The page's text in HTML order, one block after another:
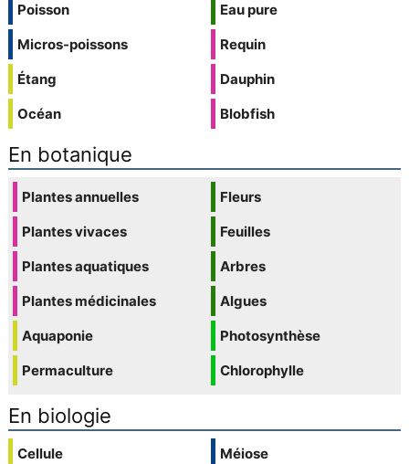
Poisson
Micros-poissons
Étang
Océan
Eau pure
Requin
Dauphin
Blobfish
En botanique
Plantes annuelles
Plantes vivaces
Plantes aquatiques
Plantes médicinales
Aquaponie
Permaculture
Fleurs
Feuilles
Arbres
Algues
Photosynthèse
Chlorophylle
En biologie
Cellule
Méiose